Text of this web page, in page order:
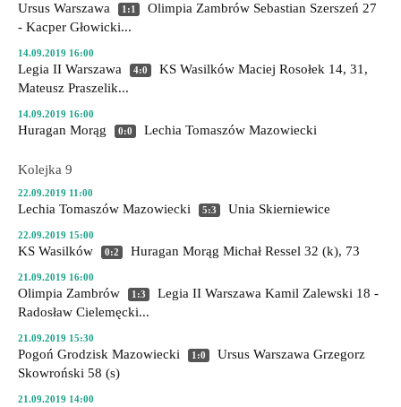
Ursus Warszawa 1:1 Olimpia Zambrów Sebastian Szerszeń 27
- Kacper Głowicki...
14.09.2019 16:00
Legia II Warszawa 4:0 KS Wasilków Maciej Rosołek 14, 31,
Mateusz Praszelik...
14.09.2019 16:00
Huragan Morąg 0:0 Lechia Tomaszów Mazowiecki
Kolejka 9
22.09.2019 11:00
Lechia Tomaszów Mazowiecki 5:3 Unia Skierniewice
22.09.2019 15:00
KS Wasilków 0:2 Huragan Morąg Michał Ressel 32 (k), 73
21.09.2019 16:00
Olimpia Zambrów 1:3 Legia II Warszawa Kamil Zalewski 18 -
Radosław Cielemęcki...
21.09.2019 15:30
Pogoń Grodzisk Mazowiecki 1:0 Ursus Warszawa Grzegorz
Skowroński 58 (s)
21.09.2019 14:00